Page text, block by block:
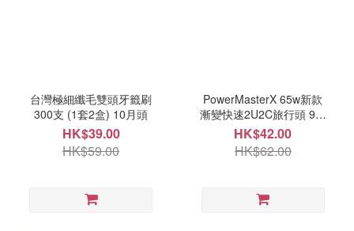
台灣極細纖毛雙頭牙籤刷
300支 (1套2盒) 10月頭
HK$39.00
HK$59.00
PowerMasterX 65w新款
漸變快速2U2C旅行頭 9月
尾
HK$42.00
HK$62.00